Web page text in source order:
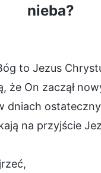
nieba?
to Jezus
że On zaczął
dniach
na przyjście